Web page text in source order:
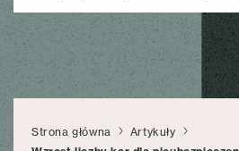
Strona główna
Artykuły